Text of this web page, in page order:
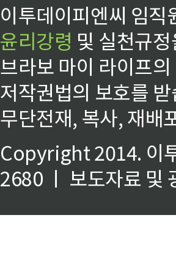
이투데이피엔씨 임
윤리강령 및 실천규
브라보 마이 라이프
저작권법의 보호를
무단전재, 복사, 재배
Copyright 2014. 이
2680 ㅣ 보도자료